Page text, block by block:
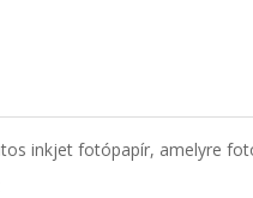
inkjet fotópapír, amelyre